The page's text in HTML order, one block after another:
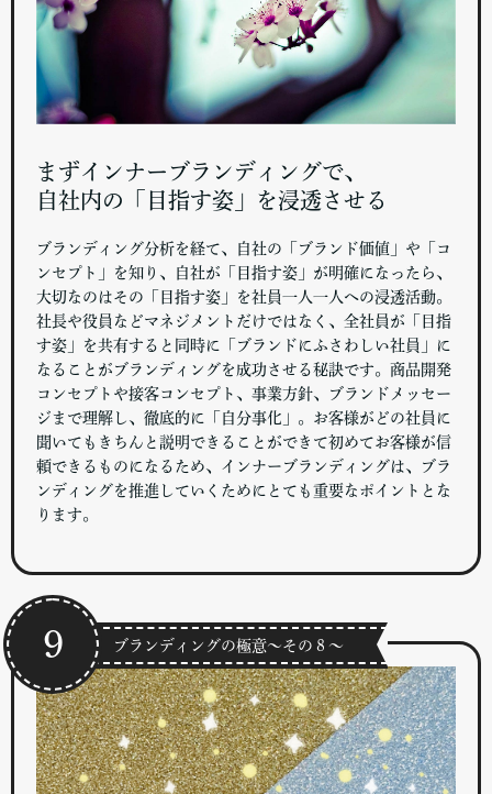
まずインナーブランディングで、
自社内の「目指す姿」を浸透させる
ブランディング分析を経て、自社の「ブランド価値」や「コ
ンセプト」を知り、自社が「目指す姿」が明確になったら、
大切なのはその「目指す姿」を社員一人一人への浸透活動。
社長や役員などマネジメントだけではなく、全社員が「目指
す姿」を共有すると同時に「ブランドにふさわしい社員」に
なることがブランディングを成功させる秘訣です。商品開発
コンセプトや接客コンセプト、事業方針、ブランドメッセー
ジまで理解し、徹底的に「自分事化」。お客様がどの社員に
聞いてもきちんと説明できることができて初めてお客様が信
頼できるものになるため、インナーブランディングは、ブラ
ンディングを推進していくためにとても重要なポイントとな
ります。
ブランディングの極意～その８～
9